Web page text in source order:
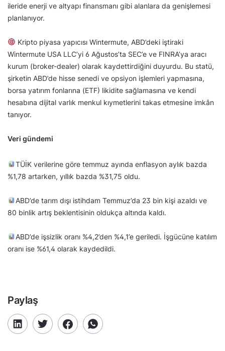
ileride enerji ve altyapı finansmanı gibi alanlara da genişlemesi
planlanıyor.
Kripto piyasa yapıcısı Wintermute, ABD’deki iştiraki
Wintermute USA LLC’yi 6 Ağustos’ta SEC’e ve FINRA’ya aracı
kurum (broker-dealer) olarak kaydettirdiğini duyurdu. Bu statü,
şirketin ABD’de hisse senedi ve opsiyon işlemleri yapmasına,
borsa yatırım fonlarına (ETF) likidite sağlamasına ve kendi
hesabına dijital varlık menkul kıymetlerini takas etmesine imkân
tanıyor.
Veri gündemi
TÜİK verilerine göre temmuz ayında enflasyon aylık bazda
%1,78 artarken, yıllık bazda %31,75 oldu.
ABD’de tarım dışı istihdam Temmuz’da 23 bin kişi azaldı ve
80 binlik artış beklentisinin oldukça altında kaldı.
ABD’de işsizlik oranı %4,2’den %4,1’e geriledi. İşgücüne katılım
oranı ise %61,4 olarak kaydedildi.
Paylaş